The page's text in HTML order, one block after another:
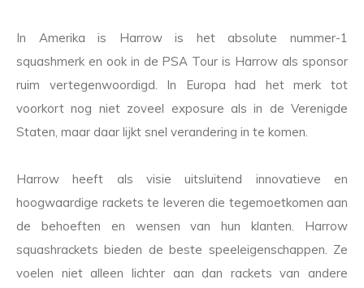
In Amerika is Harrow is het absolute nummer-1
squashmerk en ook in de PSA Tour is Harrow als sponsor
ruim vertegenwoordigd. In Europa had het merk tot
voorkort nog niet zoveel exposure als in de Verenigde
Staten, maar daar lijkt snel verandering in te komen.
Harrow heeft als visie uitsluitend innovatieve en
hoogwaardige rackets te leveren die tegemoetkomen aan
de behoeften en wensen van hun klanten. Harrow
squashrackets bieden de beste speeleigenschappen. Ze
voelen niet alleen lichter aan dan rackets van andere